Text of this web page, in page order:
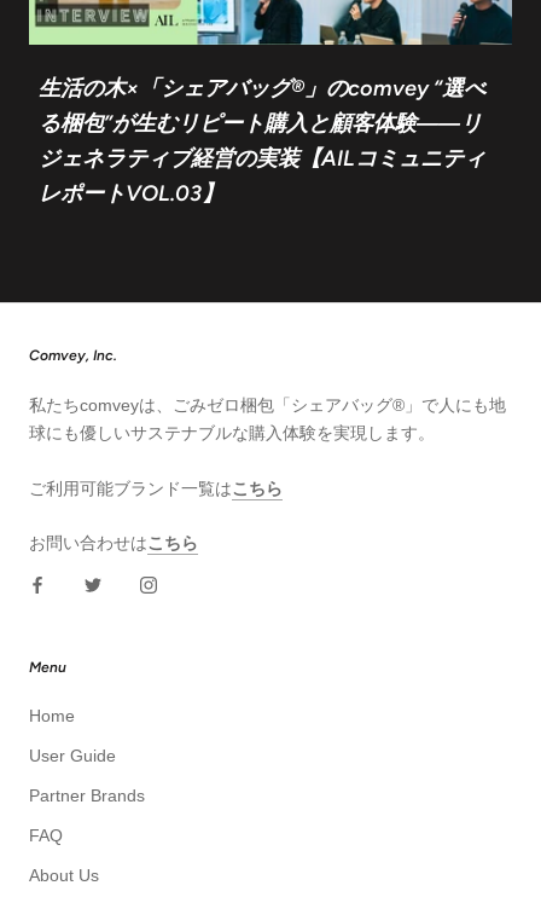
生活の木×「シェアバッグ®」のcomvey “選べ
る梱包”が生むリピート購入と顧客体験――リ
ジェネラティブ経営の実装【AILコミュニティ
レポートVOL.03】
Comvey, Inc.
私たちcomveyは、ごみゼロ梱包「シェアバッグ®︎」で人にも地
球にも優しいサステナブルな購入体験を実現します。
ご利用可能ブランド一覧はこちら
お問い合わせはこちら
Menu
Home
User Guide
Partner Brands
FAQ
About Us